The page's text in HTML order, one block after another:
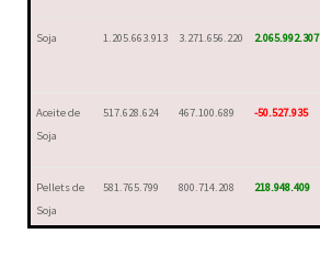
Soja 1.205.663.913 3.271.656.220 2.065.992.307
Aceite de
Soja
517.628.624 467.100.689 -50.527.935
Pellets de
Soja
581.765.799 800.714.208 218.948.409